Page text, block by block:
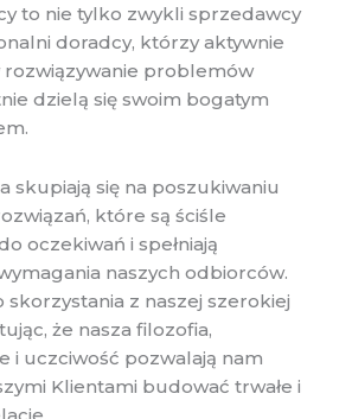
to nie tylko zwykli sprzedawcy
doradcy, którzy aktywnie
rozwiązywanie problemów
dzielą się swoim bogatym
skupiają się na poszukiwaniu
które są ściśle
oczekiwań i spełniają
naszych odbiorców.
skorzystania z naszej szerokiej
że nasza filozofia,
i uczciwość pozwalają nam
Klientami budować trwałe i